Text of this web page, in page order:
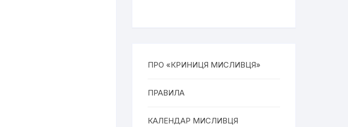
ПРО «КРИНИЦЯ МИСЛИВЦЯ»
ПРАВИЛА
КАЛЕНДАР МИСЛИВЦЯ